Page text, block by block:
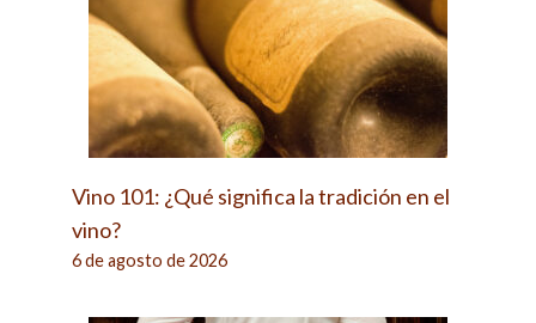
Vino 101: ¿Qué significa la tradición en el
vino?
6 de agosto de 2026